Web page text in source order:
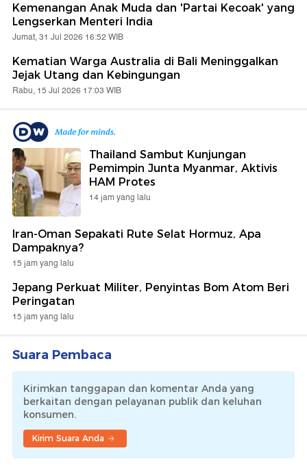
Kemenangan Anak Muda dan 'Partai Kecoak' yang
Lengserkan Menteri India
Jumat, 31 Jul 2026 16:52 WIB
Kematian Warga Australia di Bali Meninggalkan
Jejak Utang dan Kebingungan
Rabu, 15 Jul 2026 17:03 WIB
Thailand Sambut Kunjungan
Pemimpin Junta Myanmar, Aktivis
HAM Protes
14 jam yang lalu
Iran-Oman Sepakati Rute Selat Hormuz, Apa
Dampaknya?
15 jam yang lalu
Jepang Perkuat Militer, Penyintas Bom Atom Beri
Peringatan
15 jam yang lalu
Suara Pembaca
Kirimkan tanggapan dan komentar Anda yang
berkaitan dengan pelayanan publik dan keluhan
konsumen.
Kirim Suara Anda